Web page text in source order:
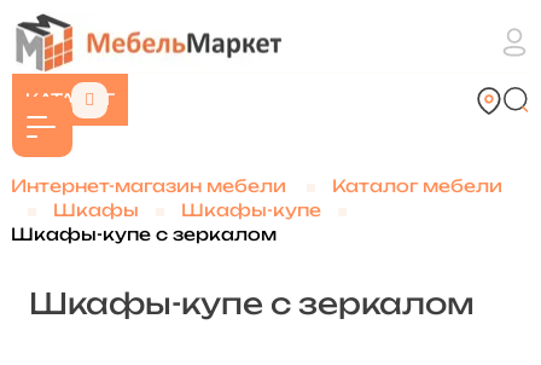
КАТАЛОГ
Интернет-магазин мебели
Каталог мебели
Шкафы
Шкафы-купе
Шкафы-купе с зеркалом
Шкафы-купе с зеркалом